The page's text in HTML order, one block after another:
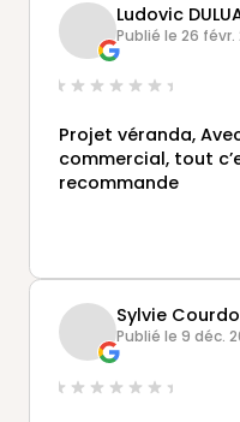
Ludovic
Publié le 26 févr.
Projet véranda,
commercial, tout
recommande
Sylvie
Publié le 9 déc.